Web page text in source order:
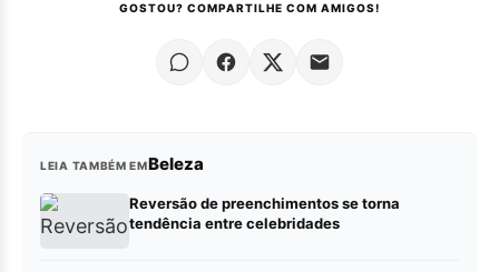
GOSTOU? COMPARTILHE COM AMIGOS!
LEIA TAMBÉM EMBeleza
Reversão de preenchimentos se torna
tendência entre celebridades